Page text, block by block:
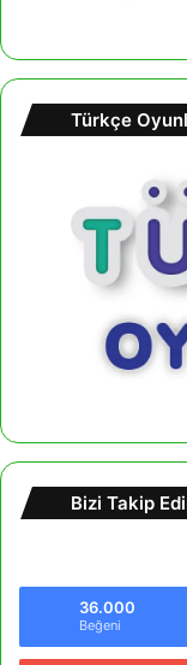
Türkçe
Bizi Takip
36.000
Beğeni